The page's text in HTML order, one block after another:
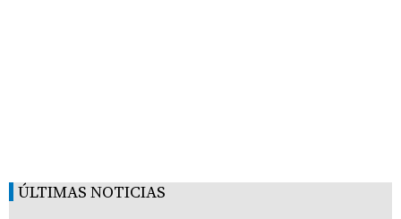
ÚLTIMAS NOTICIAS